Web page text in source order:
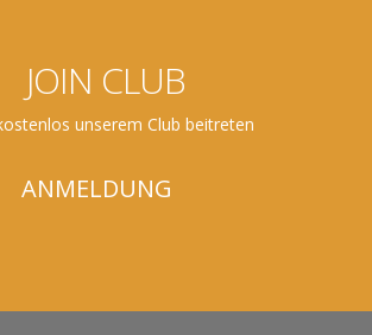
JOIN CLUB
unserem Club beitreten
ANMELDUNG